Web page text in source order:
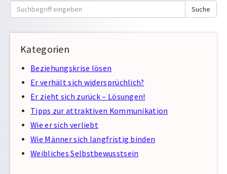
Suche
nach:
Suche
Kategorien
Beziehungskrise lösen
Er verhält sich widersprüchlich?
Er zieht sich zurück – Lösungen!
Tipps zur attraktiven Kommunikation
Wie er sich verliebt
Wie Männer sich langfristig binden
Weibliches Selbstbewusstsein